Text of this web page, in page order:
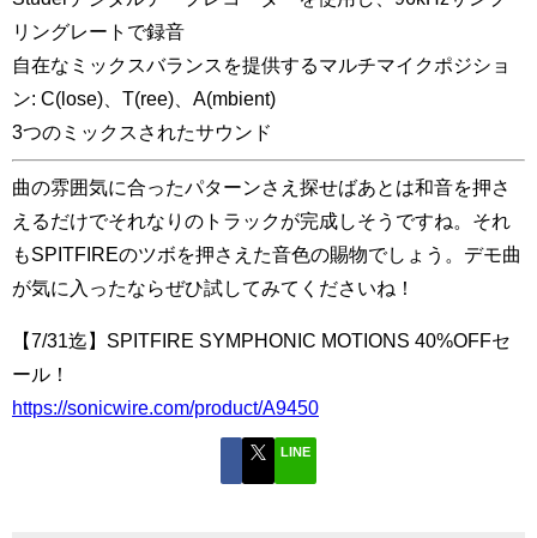
リングレートで録音
自在なミックスバランスを提供するマルチマイクポジショ
ン: C(lose)、T(ree)、A(mbient)
3つのミックスされたサウンド
曲の雰囲気に合ったパターンさえ探せばあとは和音を押さ
えるだけでそれなりのトラックが完成しそうですね。それ
もSPITFIREのツボを押さえた音色の賜物でしょう。デモ曲
が気に入ったならぜひ試してみてくださいね！
【7/31迄】SPITFIRE SYMPHONIC MOTIONS 40%OFFセ
ール！
https://sonicwire.com/product/A9450
LINE